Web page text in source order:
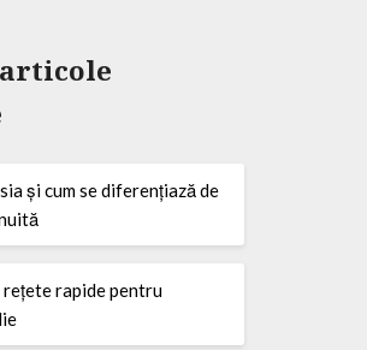
și cum se diferențiază de
rețete rapide pentru